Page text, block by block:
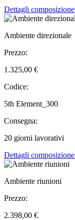
Dettagli composizione
Ambiente direzionale
Prezzo:
1.325,00 €
Codice:
5th Element_300
Consegna:
20 giorni lavorativi
Dettagli composizione
Ambiente riunioni
Prezzo:
2.398,00 €